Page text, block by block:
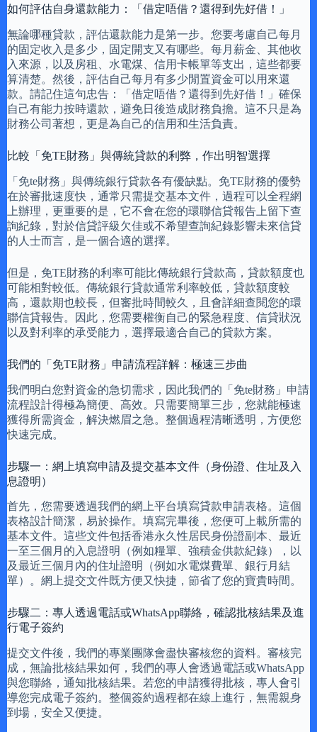
如何評估自身還款能力：「借定唔借？還得到先好借！」
無論哪種貸款，評估還款能力是第一步。您要考慮自己每月
的固定收入是多少，固定開支又有哪些。每月薪金、其他收
入來源，以及房租、水電煤、信用卡帳單等支出，這些都要
算清楚。然後，評估自己每月有多少閒置資金可以用來還
款。請記住這句忠告：「借定唔借？還得到先好借！」確保
自己有能力按時還款，避免日後造成財務負擔。這不只是為
財務公司著想，更是為自己的信用和生活負責。
比較「免TE財務」與傳統貸款的利弊，作出明智選擇
「免te財務」與傳統銀行貸款各有優缺點。免TE財務的優勢
在於審批速度快，通常只需提交基本文件，過程可以全程網
上辦理，更重要的是，它不會在您的環聯信貸報告上留下查
詢紀錄，對於信貸評級欠佳或不希望查詢紀錄影響未來信貸
的人士而言，是一個合適的選擇。
但是，免TE財務的利率可能比傳統銀行貸款高，貸款額度也
可能相對較低。傳統銀行貸款通常利率較低，貸款額度較
高，還款期也較長，但審批時間較久，且會詳細查閱您的環
聯信貸報告。因此，您需要權衡自己的緊急程度、信貸狀況
以及對利率的承受能力，選擇最適合自己的貸款方案。
我們的「免TE財務」申請流程詳解：極速三步曲
我們明白您對資金的急切需求，因此我們的「免te財務」申請
流程設計得極為簡便、高效。只需要簡單三步，您就能極速
獲得所需資金，解決燃眉之急。整個過程清晰透明，方便您
快速完成。
步驟一：網上填寫申請及提交基本文件（身份證、住址及入
息證明）
首先，您需要透過我們的網上平台填寫貸款申請表格。這個
表格設計簡潔，易於操作。填寫完畢後，您便可上載所需的
基本文件。這些文件包括香港永久性居民身份證副本、最近
一至三個月的入息證明（例如糧單、強積金供款紀錄），以
及最近三個月內的住址證明（例如水電煤費單、銀行月結
單）。網上提交文件既方便又快捷，節省了您的寶貴時間。
步驟二：專人透過電話或WhatsApp聯絡，確認批核結果及進
行電子簽約
提交文件後，我們的專業團隊會盡快審核您的資料。審核完
成，無論批核結果如何，我們的專人會透過電話或WhatsApp
與您聯絡，通知批核結果。若您的申請獲得批核，專人會引
導您完成電子簽約。整個簽約過程都在線上進行，無需親身
到場，安全又便捷。